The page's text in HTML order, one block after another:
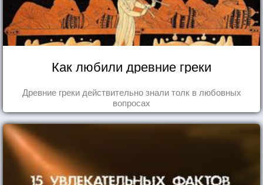
Как любили древние греки
Древние греки действительно знали толк в любовных
вопросах